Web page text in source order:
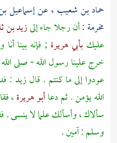
حماد بن شعيب ، عنإسماعيل
مخرمة :أن رجلا جاء إلىزيد بن
عليك بأبي هريرة ; فإنه بينا
خرج علينا رسول الله - صلى
عودوا إلى ما كنتم . قالزيد :
الله يؤمن . ثم دعاأبو هريرة،
سألاك ، وأسألك علما لا ينسى .
وسلم : آمين .